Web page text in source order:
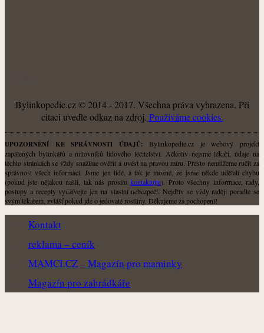
Bylinkopedie.cz © 2014 - 2017. Všechna práva vyhrazena. Při
citaci uveďte odkaz na zdroj. Použiváme cookies.
UPOZORNĚNÍ KE SPRÁVNOSTI ÚDAJŮ: Bylinkopedie.cz je webový projekt
zapálených bylinkářů a milovníků lidového léčitelství. Ačkoliv nejsme lékaři, údaje na
těchto stránkách se vždy snažíme ověřit a uvést na pravou míru. Přesto nemůžeme ručit za
správnost všech informací. Jsme jen lidé, a tak je možné, že jsme někde udělali chybu
(pokud jste nějakou našli, tak nás prosímkontaktujte). Proto všechny informace, rady,
postupy a recepty využívejte jen na vlastní nebezpečí. Nejdřív se vždy raději poraďte se
svým lékařem, zvlášť pokud jde o jedovaté rostliny. Děkujeme za pochopení!
Kontakt
reklama – ceník
MAMCI.CZ – Magazín pro maminky
Magazín pro zahrádkáře